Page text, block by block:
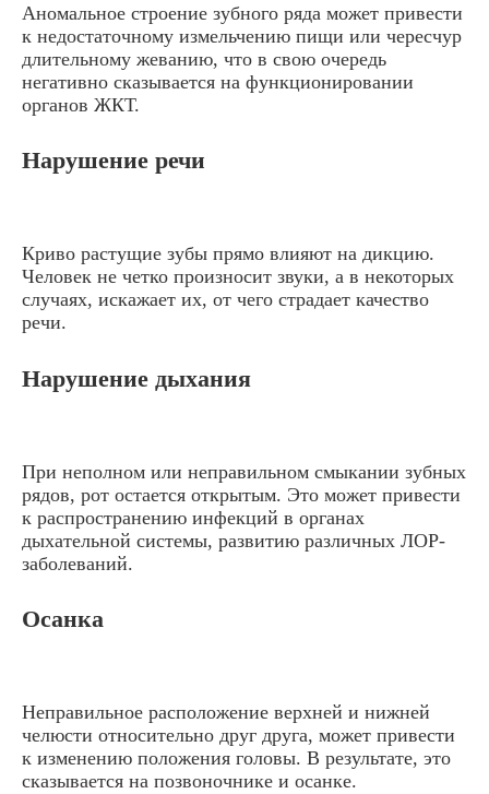
Аномальное строение зубного ряда может привести
к недостаточному измельчению пищи или чересчур
длительному жеванию, что в свою очередь
негативно сказывается на функционировании
органов ЖКТ.
Нарушение речи
Криво растущие зубы прямо влияют на дикцию.
Человек не четко произносит звуки, а в некоторых
случаях, искажает их, от чего страдает качество
речи.
Нарушение дыхания
При неполном или неправильном смыкании зубных
рядов, рот остается открытым. Это может привести
к распространению инфекций в органах
дыхательной системы, развитию различных ЛОР-
заболеваний.
Осанка
Неправильное расположение верхней и нижней
челюсти относительно друг друга, может привести
к изменению положения головы. В результате, это
сказывается на позвоночнике и осанке.